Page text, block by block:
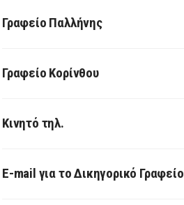
Γραφείο Παλλήνης
Γραφείο Κορίνθου
Κινητό τηλ.
E-mail για το Δικηγορικό Γραφείο